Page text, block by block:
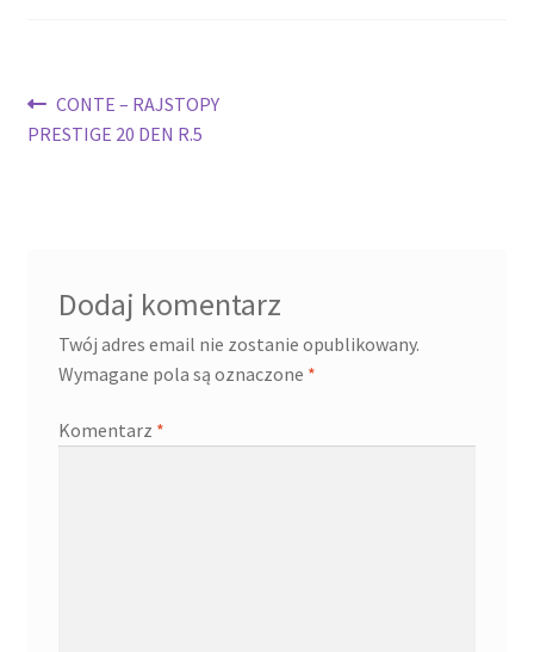
Nawigacja
wpisu
Poprzedni
wpis:
CONTE – RAJSTOPY
PRESTIGE 20 DEN R.5
Dodaj komentarz
Twój adres email nie zostanie opublikowany.
Wymagane pola są oznaczone *
Komentarz *